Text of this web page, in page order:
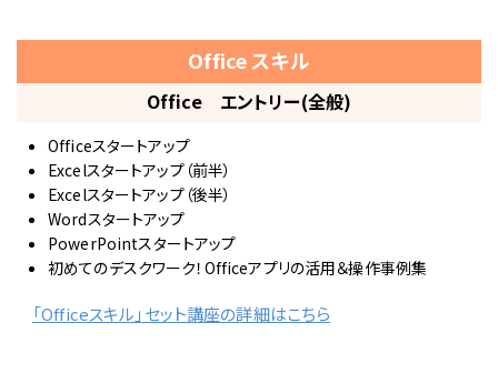
Office スキル
Office エントリー(全般)
Officeスタートアップ
Excelスタートアップ（前半）
Excelスタートアップ（後半）
Wordスタートアップ
PowerPointスタートアップ
初めてのデスクワーク！Officeアプリの活用＆操作事例集
「Officeスキル」セット講座の詳細はこちら